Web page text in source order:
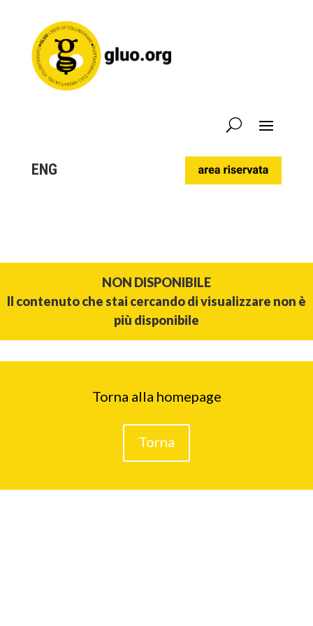
ENG
NON DISPONIBILE
Il contenuto che stai cercando di visualizzare non è
più disponibile
Torna alla homepage
Torna